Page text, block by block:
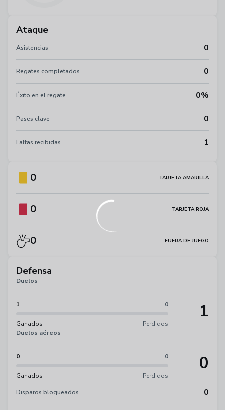
Ataque
Asistencias 0
Regates completados 0
Éxito en el regate 0%
Pases clave 0
Faltas recibidas 1
0 TARJETA AMARILLA
0 TARJETA ROJA
0 FUERA DE JUEGO
Defensa
Duelos
1 0
Ganados Perdidos
1
Duelos aéreos
0 0
Ganados Perdidos
0
Disparos bloqueados 0